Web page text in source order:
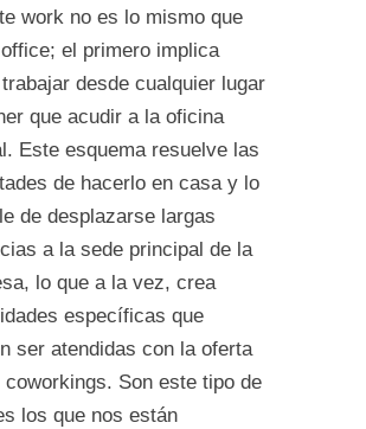
work no es lo mismo que
el primero implica
desde cualquier lugar
que acudir a la oficina
Este esquema resuelve las
de hacerlo en casa y lo
de desplazarse largas
a la sede principal de la
lo que a la vez, crea
específicas que
ser atendidas con la oferta
coworkings. Son este tipo de
los que nos están